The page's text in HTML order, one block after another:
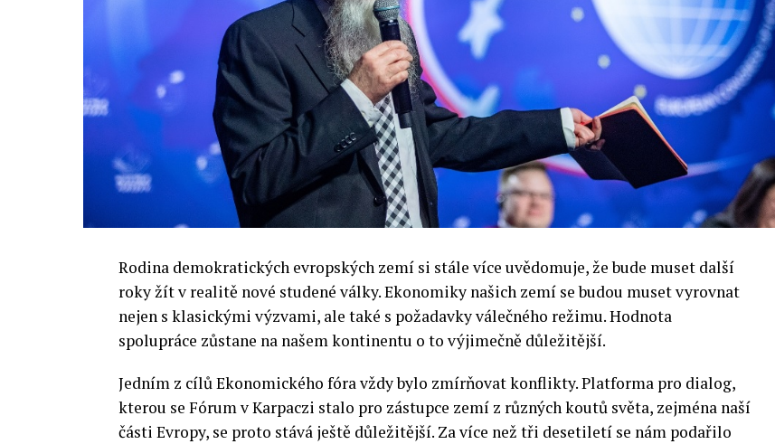
Rodina demokratických evropských zemí si stále více uvědomuje, že bude muset další
roky žít v realitě nové studené války. Ekonomiky našich zemí se budou muset vyrovnat
nejen s klasickými výzvami, ale také s požadavky válečného režimu. Hodnota
spolupráce zůstane na našem kontinentu o to výjimečně důležitější.
Jedním z cílů Ekonomického fóra vždy bylo zmírňovat konflikty. Platforma pro dialog,
kterou se Fórum v Karpaczi stalo pro zástupce zemí z různých koutů světa, zejména naší
části Evropy, se proto stává ještě důležitější. Za více než tři desetiletí se nám podařilo